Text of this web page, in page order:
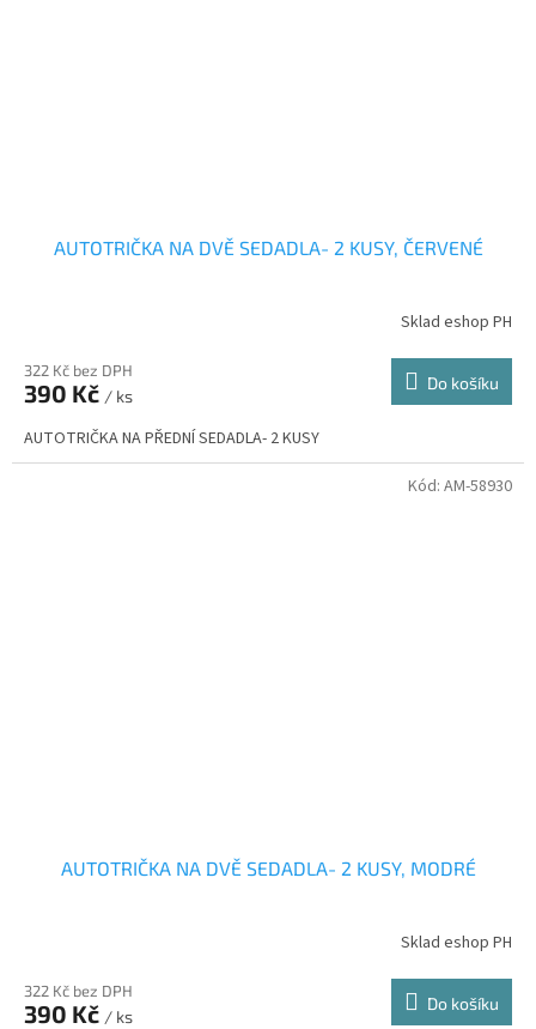
AUTOTRIČKA NA DVĚ SEDADLA- 2 KUSY, ČERVENÉ
Sklad eshop PH
322 Kč bez DPH
390 Kč / ks
Do košíku
AUTOTRIČKA NA PŘEDNÍ SEDADLA- 2 KUSY
AUTOTRIČKA NA DVĚ SEDADLA- 2 KUSY, MODRÉ
Sklad eshop PH
322 Kč bez DPH
390 Kč / ks
Do košíku
Kód: AM-58930